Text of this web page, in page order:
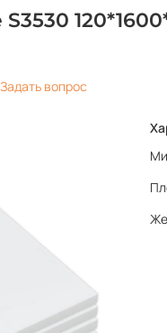
Задать вопрос